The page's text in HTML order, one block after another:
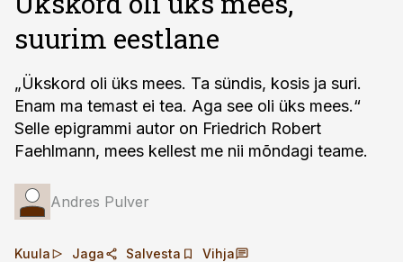
suurim eestlane
„Ükskord oli üks mees. Ta sündis, kosis ja suri.
Enam ma temast ei tea. Aga see oli üks mees.“
Selle epigrammi autor on Friedrich Robert
Faehlmann, mees kellest me nii mõndagi teame.
Andres Pulver
Kuula Jaga Salvesta Vihja